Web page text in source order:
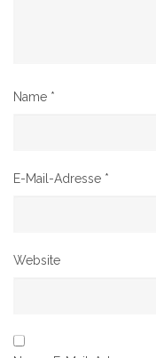
Name *
E-Mail-Adresse *
Website